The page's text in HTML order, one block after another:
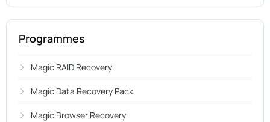
Programmes
Magic RAID Recovery
Magic Data Recovery Pack
Magic Browser Recovery